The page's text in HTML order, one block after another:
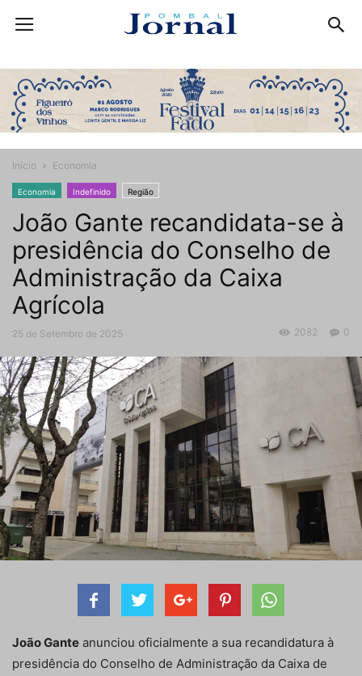
Início Economia
Economia Indefinido Região
João Gante recandidata-se à
presidência do Conselho de
Administração da Caixa
Agrícola
25 de Setembro de 2025 0
2082
João Gante anunciou oficialmente a sua recandidatura à
presidência do Conselho de Administração da Caixa de